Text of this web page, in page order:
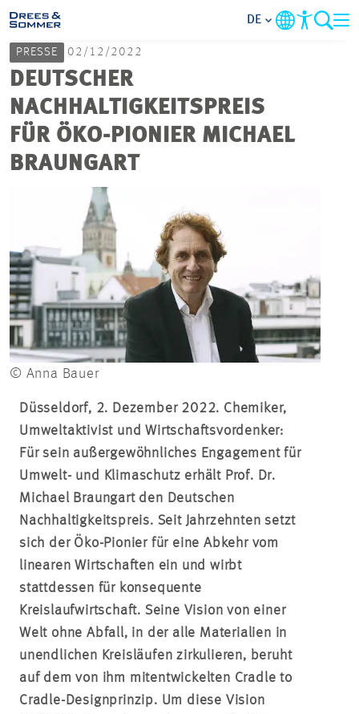
SERVICES
IM FOKUS
KARRIERE
PROJEKTE
KONTAKT
DE
PRESSE 02/12/2022
DEUTSCHER
NACHHALTIGKEITSPREIS
FÜR ÖKO-PIONIER MICHAEL
BRAUNGART
© Anna Bauer
Düsseldorf, 2. Dezember 2022. Chemiker,
Umweltaktivist und Wirtschaftsvordenker:
Für sein außergewöhnliches Engagement für
Umwelt- und Klimaschutz erhält Prof. Dr.
Michael Braungart den Deutschen
Nachhaltigkeitspreis. Seit Jahrzehnten setzt
sich der Öko-Pionier für eine Abkehr vom
linearen Wirtschaften ein und wirbt
stattdessen für konsequente
Kreislaufwirtschaft. Seine Vision von einer
Welt ohne Abfall, in der alle Materialien in
unendlichen Kreisläufen zirkulieren, beruht
auf dem von ihm mitentwickelten Cradle to
Cradle-Designprinzip. Um diese Vision